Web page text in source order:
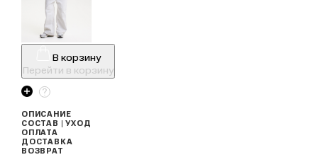
В корзину
Перейти в корзину
ОПИСАНИЕ
СОСТАВ | УХОД
ОПЛАТА
ДОСТАВКА
ВОЗВРАТ